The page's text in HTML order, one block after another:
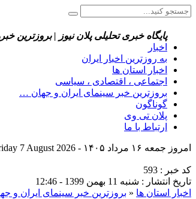
پایگاه خبری تحلیلی پلان نیوز | بروزترین
اخبار
به روزترین اخبار ایران
اخبار استان ها
اجتماعی ، اقتصادی ، سیاسی
بروزترین خبر سینمای ایران و جهان …
گوناگون
پلان تی وی
ارتباط با ما
امروز جمعه ۱۶ مرداد ۱۴۰۵ - Friday 7 August 2026
کد خبر : 593
تاریخ انتشار : شنبه 11 بهمن 1399 - 12:46
اخبار استان ها « بروزترین خبر سینمای ایران و